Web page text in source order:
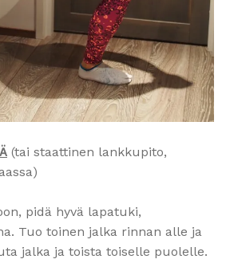
(tai staattinen lankkupito,
pidä hyvä lapatuki,
Tuo toinen jalka rinnan alle ja
jalka ja toista toiselle puolelle.